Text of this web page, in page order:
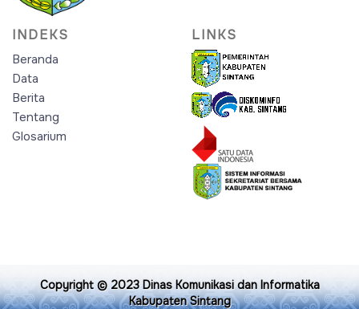
INDEKS
Beranda
Data
Berita
Tentang
Glosarium
LINKS
Copyright © 2023 Dinas Komunikasi dan Informatika
Kabupaten Sintang